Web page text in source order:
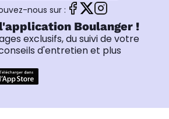
nous sur :
Boulanger !
exclusifs, du suivi de votre
d'entretien et plus